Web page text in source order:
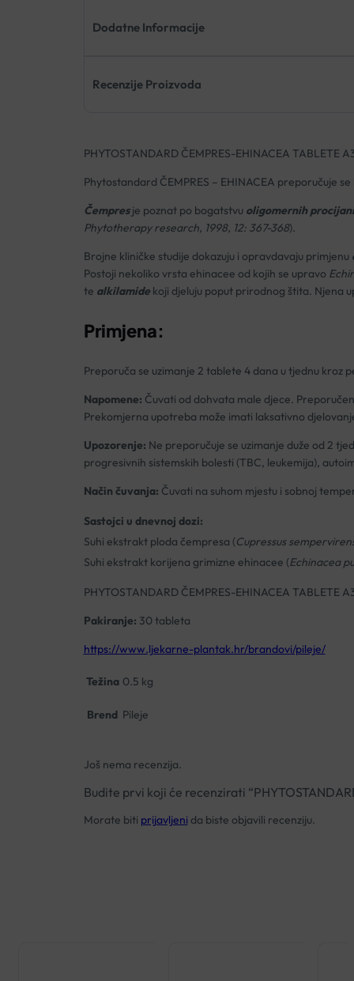
Dodatne Informacije
Recenzije Proizvoda
PHYTOSTANDARD ČEMPRES-EHINACEA TABLETE
Phytostandard ČEMPRES – EHINACEA preporučuje
Čempresje poznat po bogatstvu oligomernih
Phytotherapy research, 1998, 12: 367-368).
Brojne kliničke studije dokazuju i opravdavaju primjenu
Postoji nekoliko vrsta ehinacee od kojih se upravo
te alkilamidekoji djeluju poput prirodnog štita. Njena
Primjena:
Preporuča se uzimanje 2 tablete 4 dana u tjednu
Napomene: Čuvati od dohvata male djece.
Prekomjerna upotreba može imati laksativno
Upozorenje: Ne preporučuje se uzimanje duže od 2
progresivnih sistemskih bolesti (TBC, leukemija),
Način čuvanja: Čuvati na suhom mjestu i sobnoj
Sastojci u dnevnoj dozi:
Suhi ekstrakt ploda čempresa (Cupressus
Suhi ekstrakt korijena grimizne ehinacee (Echinacea
PHYTOSTANDARD ČEMPRES-EHINACEA TABLETE
Pakiranje: 30 tableta
https://www.ljekarne-plantak.hr/brandovi/pileje/
Težina 0.5 kg
Brend Pileje
Još nema recenzija.
Budite prvi koji će recenzirati
Morate biti prijavljeni da biste objavili recenziju.